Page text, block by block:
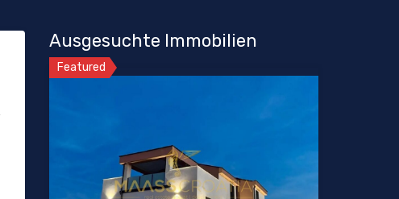
Ausgesuchte Immobilien
Featured